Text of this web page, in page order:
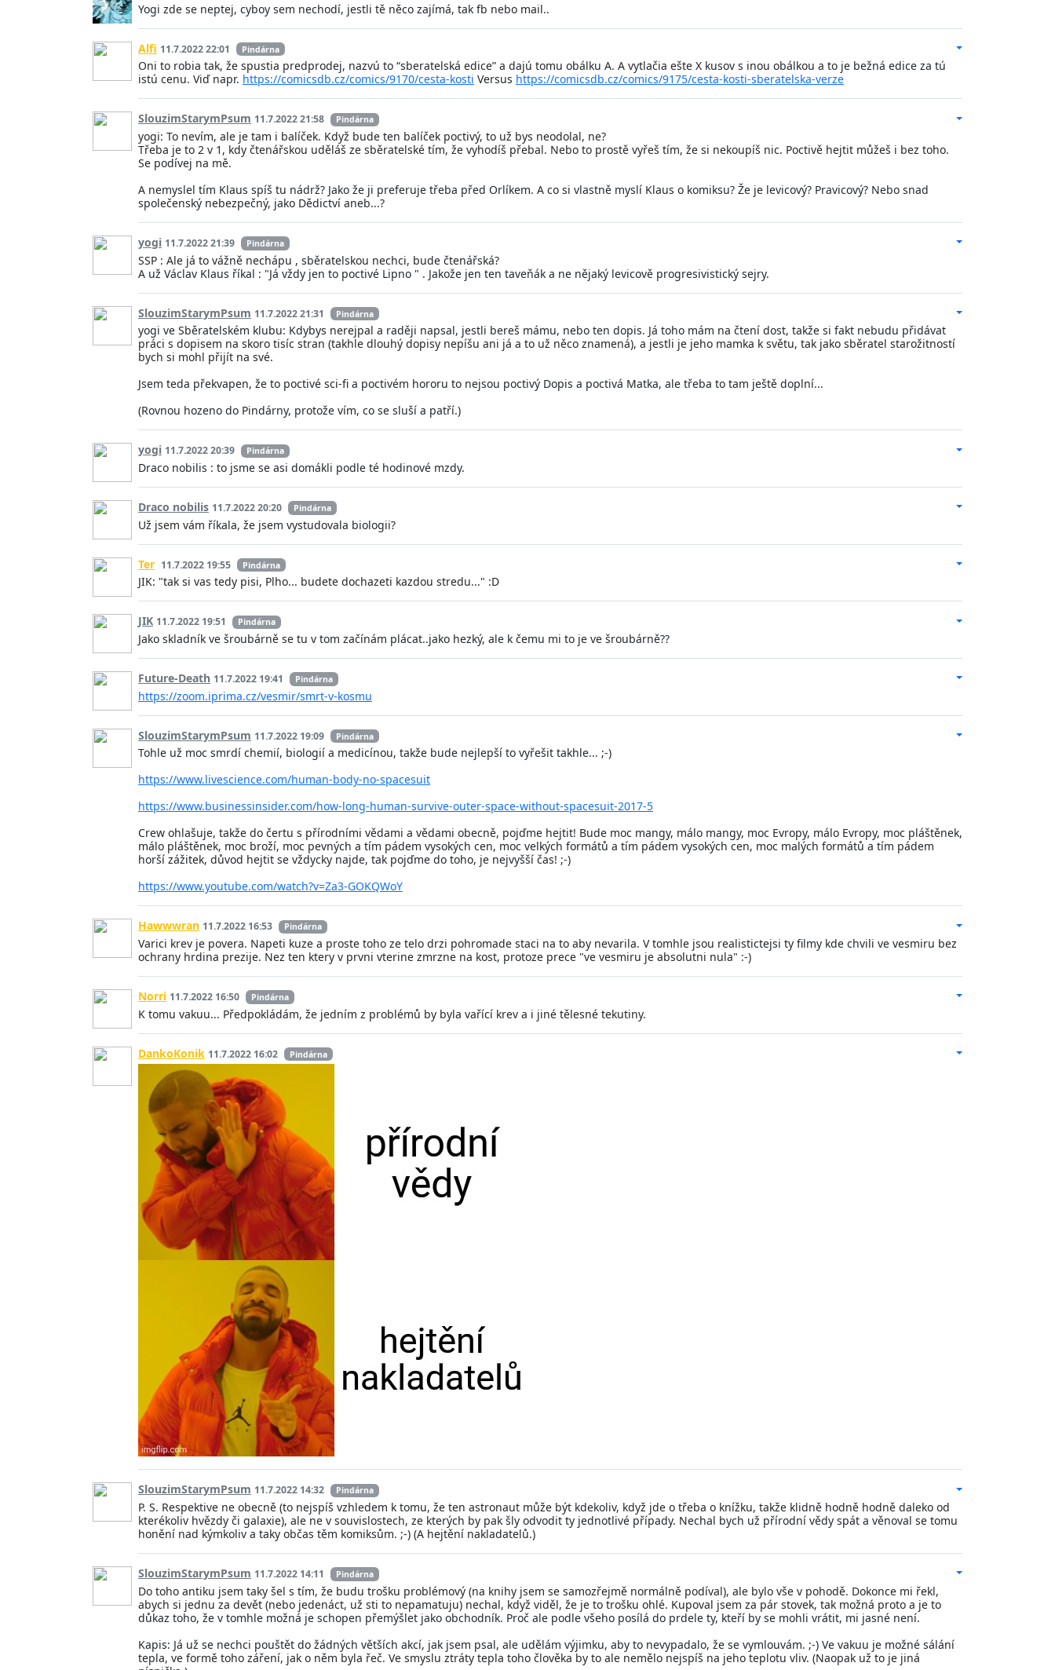
Yogi zde se neptej, cyboy sem nechodí, jestli tě něco zajímá, tak fb nebo mail..
Alfi 11.7.2022 22:01 Pindárna
Oni to robia tak, že spustia predprodej, nazvú to “sberatelská edice” a dajú tomu obálku A. A vytlačia ešte X kusov s inou obálkou a to je bežná edice za tú
istú cenu. Viď napr. https://comicsdb.cz/comics/9170/cesta-kosti Versus https://comicsdb.cz/comics/9175/cesta-kosti-sberatelska-verze
SlouzimStarymPsum 11.7.2022 21:58 Pindárna
yogi: To nevím, ale je tam i balíček. Když bude ten balíček poctivý, to už bys neodolal, ne?
Třeba je to 2 v 1, kdy čtenářskou uděláš ze sběratelské tím, že vyhodíš přebal. Nebo to prostě vyřeš tím, že si nekoupíš nic. Poctivě hejtit můžeš i bez toho.
Se podívej na mě.
A nemyslel tím Klaus spíš tu nádrž? Jako že ji preferuje třeba před Orlíkem. A co si vlastně myslí Klaus o komiksu? Že je levicový? Pravicový? Nebo snad
společenský nebezpečný, jako Dědictví aneb...?
yogi 11.7.2022 21:39 Pindárna
SSP : Ale já to vážně nechápu , sběratelskou nechci, bude čtenářská?
A už Václav Klaus říkal : "Já vždy jen to poctivé Lipno " . Jakože jen ten taveňák a ne nějaký levicově progresivistický sejry.
SlouzimStarymPsum 11.7.2022 21:31 Pindárna
yogi ve Sběratelském klubu: Kdybys nerejpal a raději napsal, jestli bereš mámu, nebo ten dopis. Já toho mám na čtení dost, takže si fakt nebudu přidávat
práci s dopisem na skoro tisíc stran (takhle dlouhý dopisy nepíšu ani já a to už něco znamená), a jestli je jeho mamka k světu, tak jako sběratel starožitností
bych si mohl přijít na své.
Jsem teda překvapen, že to poctivé sci-fi a poctivém hororu to nejsou poctivý Dopis a poctivá Matka, ale třeba to tam ještě doplní...
(Rovnou hozeno do Pindárny, protože vím, co se sluší a patří.)
yogi 11.7.2022 20:39 Pindárna
Draco nobilis : to jsme se asi domákli podle té hodinové mzdy.
Draco nobilis 11.7.2022 20:20 Pindárna
Už jsem vám říkala, že jsem vystudovala biologii?
Ter 11.7.2022 19:55 Pindárna
JIK: "tak si vas tedy pisi, Plho... budete dochazeti kazdou stredu..." :D
JIK 11.7.2022 19:51 Pindárna
Jako skladník ve šroubárně se tu v tom začínám plácat..jako hezký, ale k čemu mi to je ve šroubárně??
Future-Death 11.7.2022 19:41 Pindárna
https://zoom.iprima.cz/vesmir/smrt-v-kosmu
SlouzimStarymPsum 11.7.2022 19:09 Pindárna
Tohle už moc smrdí chemií, biologií a medicínou, takže bude nejlepší to vyřešit takhle... ;-)
https://www.livescience.com/human-body-no-spacesuit
https://www.businessinsider.com/how-long-human-survive-outer-space-without-spacesuit-2017-5
Crew ohlašuje, takže do čertu s přírodními vědami a vědami obecně, pojďme hejtit! Bude moc mangy, málo mangy, moc Evropy, málo Evropy, moc pláštěnek,
málo pláštěnek, moc broží, moc pevných a tím pádem vysokých cen, moc velkých formátů a tím pádem vysokých cen, moc malých formátů a tím pádem
horší zážitek, důvod hejtit se vždycky najde, tak pojďme do toho, je nejvyšší čas! ;-)
https://www.youtube.com/watch?v=Za3-GOKQWoY
Hawwwran 11.7.2022 16:53 Pindárna
Varici krev je povera. Napeti kuze a proste toho ze telo drzi pohromade staci na to aby nevarila. V tomhle jsou realistictejsi ty filmy kde chvili ve vesmiru bez
ochrany hrdina prezije. Nez ten ktery v prvni vterine zmrzne na kost, protoze prece "ve vesmiru je absolutni nula" :-)
Norri 11.7.2022 16:50 Pindárna
K tomu vakuu... Předpokládám, že jedním z problémů by byla vařící krev a i jiné tělesné tekutiny.
DankoKonik 11.7.2022 16:02 Pindárna
SlouzimStarymPsum 11.7.2022 14:32 Pindárna
P. S. Respektive ne obecně (to nejspíš vzhledem k tomu, že ten astronaut může být kdekoliv, když jde o třeba o knížku, takže klidně hodně hodně daleko od
kterékoliv hvězdy či galaxie), ale ne v souvislostech, ze kterých by pak šly odvodit ty jednotlivé případy. Nechal bych už přírodní vědy spát a věnoval se tomu
honění nad kýmkoliv a taky občas těm komiksům. ;-) (A hejtění nakladatelů.)
SlouzimStarymPsum 11.7.2022 14:11 Pindárna
Do toho antiku jsem taky šel s tím, že budu trošku problémový (na knihy jsem se samozřejmě normálně podíval), ale bylo vše v pohodě. Dokonce mi řekl,
abych si jednu za devět (nebo jedenáct, už sti to nepamatuju) nechal, když viděl, že je to trošku ohlé. Kupoval jsem za pár stovek, tak možná proto a je to
důkaz toho, že v tomhle možná je schopen přemýšlet jako obchodník. Proč ale podle všeho posílá do prdele ty, kteří by se mohli vrátit, mi jasné není.
Kapis: Já už se nechci pouštět do žádných větších akcí, jak jsem psal, ale udělám výjimku, aby to nevypadalo, že se vymlouvám. ;-) Ve vakuu je možné sálání
tepla, ve formě toho záření, jak o něm byla řeč. Ve smyslu ztráty tepla toho člověka by to ale nemělo nejspíš na jeho teplotu vliv. (Naopak už to je jiná